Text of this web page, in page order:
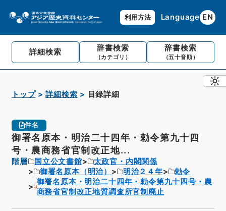
利用方法 Language EN
詳細検索 辞書検索
（カテゴリ）
辞書検索
（五十音順）
トップ 詳細検索 目録詳細
件名
御署名原本・明治二十四年・勅令第九十四
号・農商務省官制改正地...
階層 国立公文書館
太政官・内閣関係
御署名原本（明治）
明治２４年
勅令
御署名原本・明治二十四年・勅令第九十四号・農
商務省官制改正地質調査所官制廃止